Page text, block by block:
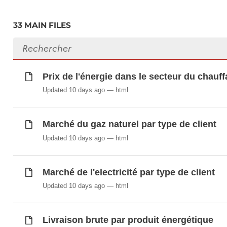
Exportations par type de produit
Importation et exportation d'énergie
Importations brutes par type de produit
Livraison brute par produit énergétique
Livraison intérieure nette par produit
Principaux indicateurs énergétiques
Prix de l'énergie dans le secteur du
Production renouvelable d'énergie
Puissance maximum nette (en MWe) et
Puissance maximum nette des centrales
Quantités de biogaz injecté dans le réseau
33 MAIN FILES
Search files
Prix de l'énergie dans le secteur du
Updated 10 days ago html
Marché du gaz naturel par type de client
Updated 10 days ago html
Marché de l'electricité par type de client
Updated 10 days ago html
Livraison brute par produit énergétique